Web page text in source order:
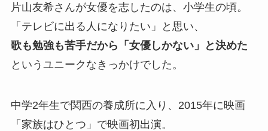
片山友希さんが女優を志したのは、小学生の頃。
「テレビに出る人になりたい」と思い、
歌も勉強も苦手だから「女優しかない」と決めた
というユニークなきっかけでした。
中学2年生で関西の養成所に入り、2015年に映画
「家族はひとつ」で映画初出演。